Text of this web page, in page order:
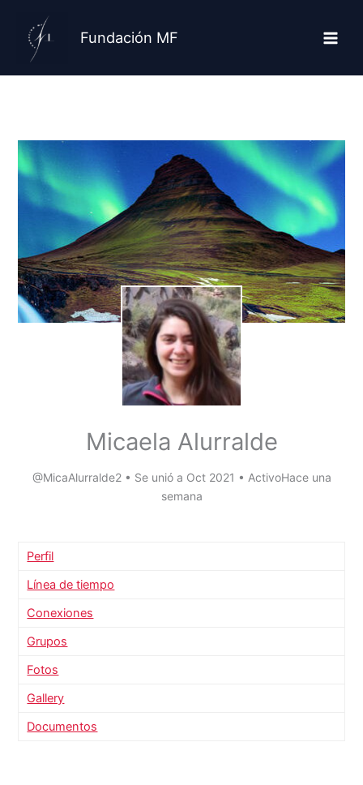
contenido
Fundación MF
Micaela Alurralde
@MicaAlurralde2 • Se unió a Oct 2021 • ActivoHace una
semana
Perfil
Línea de tiempo
Conexiones
Grupos
Fotos
Gallery
Documentos